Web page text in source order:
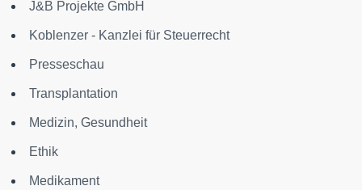
J&B Projekte GmbH
Koblenzer - Kanzlei für Steuerrecht
Presseschau
Transplantation
Medizin, Gesundheit
Ethik
Medikament